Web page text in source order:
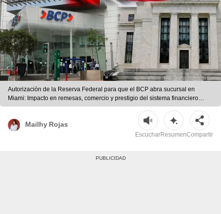
Autorización de la Reserva Federal para que el BCP abra sucursal en
Miami: Impacto en remesas, comercio y prestigio del sistema financiero
peruano. | Foto: La República/IA
Mailhy Rojas
EscucharResumenCompartir